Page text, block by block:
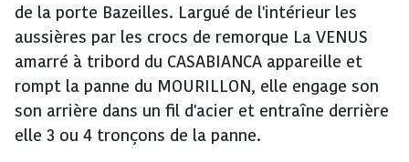
de la porte Bazeilles. Largué de l'intérieur les
aussières par les crocs de remorque La VENUS
amarré à tribord du CASABIANCA appareille et
rompt la panne du MOURILLON, elle engage son
son arrière dans un fil d'acier et entraîne derrière
elle 3 ou 4 tronçons de la panne.